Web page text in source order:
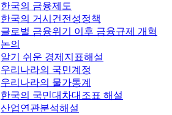
한국의 금융제도
한국의 거시건전성정책
글로벌 금융위기 이후 금융규제 개혁
논의
알기 쉬운 경제지표해설
우리나라의 국민계정
우리나라의 물가통계
한국의 국민대차대조표 해설
산업연관분석해설